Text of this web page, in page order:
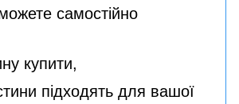
самостійно
купити,
підходять для вашої